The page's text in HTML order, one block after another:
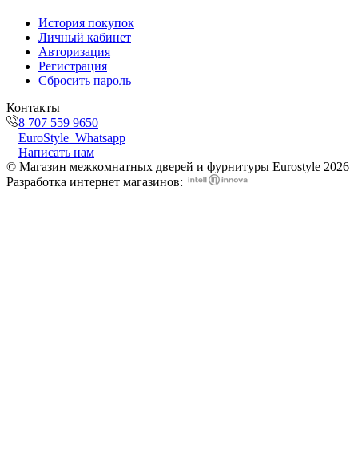
История покупок
Личный кабинет
Авторизация
Регистрация
Сбросить пароль
Контакты
8 707 559 9650
EuroStyle_Whatsapp
Написать нам
© Магазин межкомнатных дверей и фурнитуры Eurostyle 2026
Разработка интернет магазинов: